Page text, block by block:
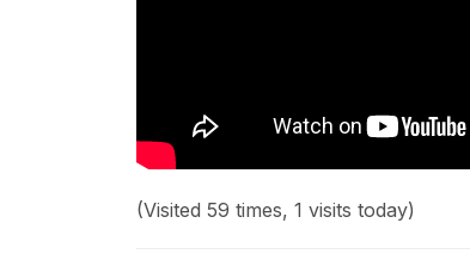
(Visited 59 times, 1 visits today)